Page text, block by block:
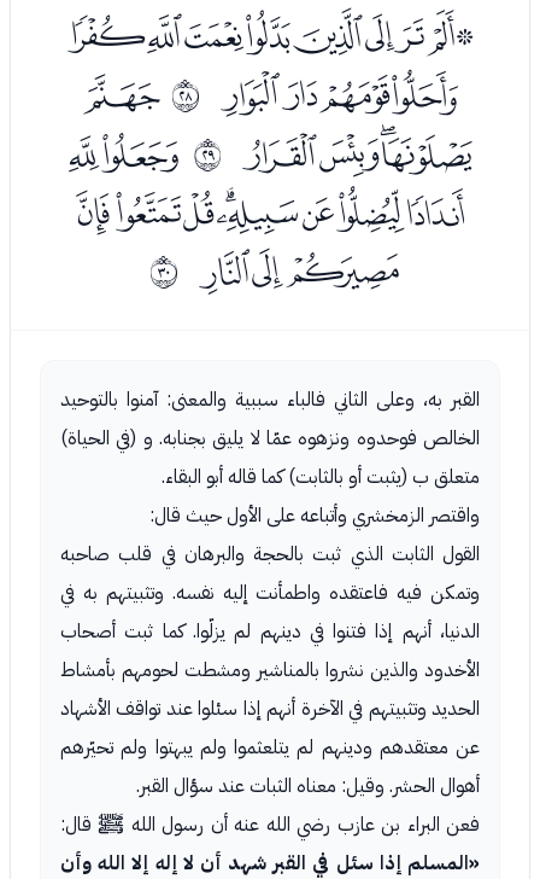
ﮂﮃﮄﮅﮆﮇﮈﮉﮊ
ﮋﮌﮍﮎ ﰛﮐ
ﮑﮒﮓﮔ ﰜ ﮖﮗ
ﮘﮙﮚﮛﮜﮝﮞﮟ
ﮠﮡﮢ ﰝ
القبر به، وعلى الثاني فالباء سببية والمعنى: آمنوا بالتوحيد
الخالص فوحدوه ونزهوه عمّا لا يليق بجنابه. و (في الحياة)
متعلق ب (يثبت أو بالثابت) كما قاله أبو البقاء.
واقتصر الزمخشري وأتباعه على الأول حيث قال:
القول الثابت الذي ثبت بالحجة والبرهان في قلب صاحبه
وتمكن فيه فاعتقده واطمأنت إليه نفسه. وتثبيتهم به في
الدنيا، أنهم إذا فتنوا في دينهم لم يزلّوا. كما ثبت أصحاب
الأخدود والذين نشروا بالمناشير ومشطت لحومهم بأمشاط
الحديد وتثبيتهم في الآخرة أنهم إذا سئلوا عند تواقف الأشهاد
عن معتقدهم ودينهم لم يتلعثموا ولم يبهتوا ولم تحيّرهم
أهوال الحشر. وقيل: معناه الثبات عند سؤال القبر.
فعن البراء بن عازب رضي الله عنه أن رسول الله ﷺ قال:
«المسلم إذا سئل في القبر شهد أن لا إله إلا الله وأن